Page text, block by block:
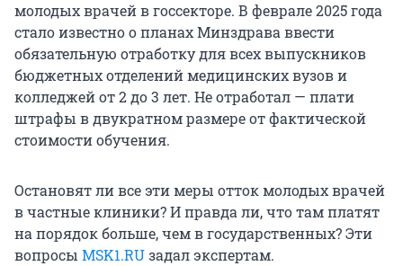
молодых врачей в госсекторе. В феврале 2025 года
стало известно о планах Минздрава ввести
обязательную отработку для всех выпускников
бюджетных отделений медицинских вузов и
колледжей от 2 до 3 лет. Не отработал — плати
штрафы в двукратном размере от фактической
стоимости обучения.
Остановят ли все эти меры отток молодых врачей
в частные клиники? И правда ли, что там платят
на порядок больше, чем в государственных? Эти
вопросы MSK1.RUзадал экспертам.